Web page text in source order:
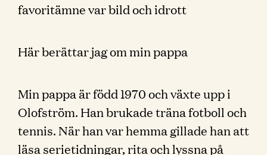
favoritämne var bild och idrott
Här berättar jag om min pappa
Min pappa är född 1970 och växte upp i
Olofström. Han brukade träna fotboll och
tennis. När han var hemma gillade han att
läsa serietidningar, rita och lyssna på